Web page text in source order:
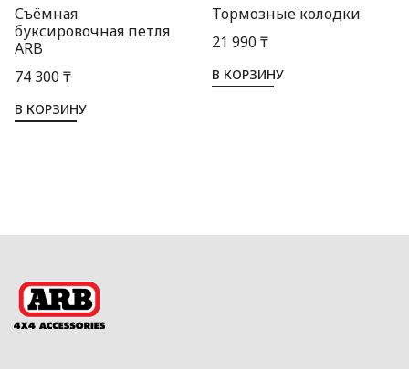
Съёмная
буксировочная петля
ARB
74 300 ₸
В КОРЗИНУ
Тормозные колодки
21 990 ₸
В КОРЗИНУ